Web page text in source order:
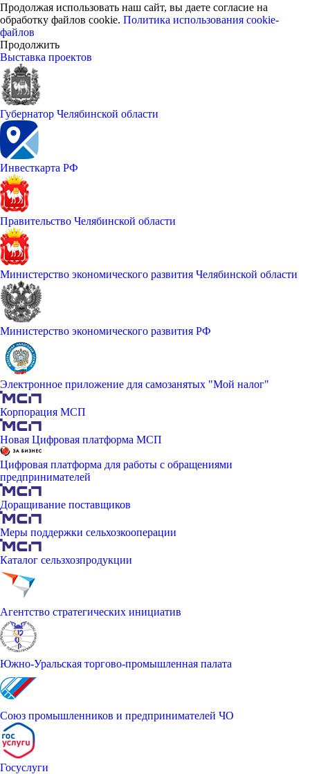
Продолжая использовать наш сайт, вы даете согласие на
обработку файлов cookie. Политика использования cookie-
файлов
Продолжить
Выставка проектов
Губернатор Челябинской области
Инвесткарта РФ
Правительство Челябинской области
Министерство экономического развития Челябинской области
Министерство экономического развития РФ
Электронное приложение для самозанятых "Мой налог"
Корпорация МСП
Новая Цифровая платформа МСП
Цифровая платформа для работы с обращениями
предпринимателей
Доращивание поставщиков
Меры поддержки сельхозкооперации
Каталог сельзхозпродукции
Агентство стратегических инициатив
Южно-Уральская торгово-промышленная палата
Союз промышленников и предпринимателей ЧО
Госуслуги